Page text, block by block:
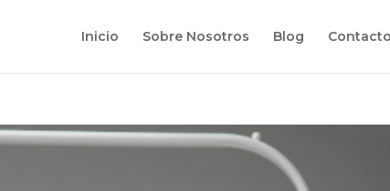
Inicio Sobre Nosotros Blog